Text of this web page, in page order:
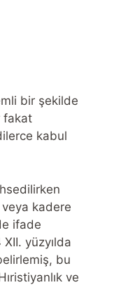
bir şekilde
fakat
kabul
kadere
ifade
yüzyılda
bu
ve